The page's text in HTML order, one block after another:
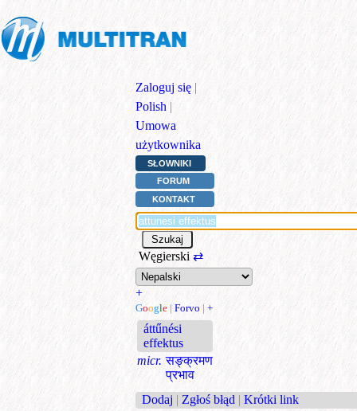
Zaloguj się |
Polish |
Umowa
użytkownika
SŁOWNIKI
FORUM
KONTAKT
Węgierski ⇄
+
Google | Forvo | +
áttűnési
effektus
micr. सङ्क्रमण
प्रभाव
Dodaj | Zgłoś błąd | Krótki link